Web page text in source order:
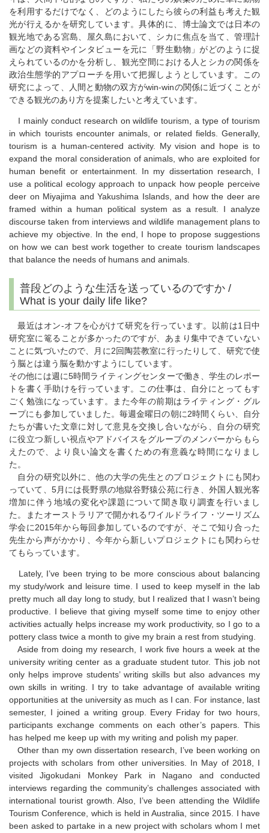
を利用するだけでなく、どのようにしたら彼らの利益も考えた観
光が行えるかを研究しています。具体的に、博士論文では日本の
観光地である宮島、屋久島において、シカに焦点を当て、管理計
画などの資料やインタビューを元に「野生動物」がどのように捉
えられているのかを分析し、観光空間における人とシカの関係を
政治生態学的アプローチを用いて把握しようとしています。この
研究によって、人間と動物の双方がwin-winの関係に近づくことが
できる観光のあり方を提案したいと考えています。
I mainly conduct research on wildlife tourism, a type of tourism
in which tourists encounter animals, or related fields. Generally,
tourism is a human-centered activity. My vision and hope is to
expand the moral consideration of animals, who are exploited for
human benefit or entertainment. In my dissertation research, I
use a political ecology approach to unpack how people perceive
deer on Miyajima and Yakushima Islands, and how the deer are
framed within a human political system as a result. I analyze
discourse taken from interviews and wildlife management plans to
achieve my objective. In the end, I hope to propose suggestions
on how we can best work together to create tourism landscapes
that balance the needs of humans and animals.
普段どのような生活を送っているのですか /
What is your daily life like?
最近はオン-オフを心がけて研究を行っています。以前は1日中
研究室に篭ることが多かったのですが、あまり集中できていない
ことに気づいたので、月に2回陶芸教室に行ったりして、研究で使
う脳とは違う脳を動かすようにしています。
その他には週に5時間ライティングセンターで働き、学生のレポー
トを書く手助けを行っています。この仕事は、自分にとってもす
ごく勉強になっています。また今年の前期はライティング・グル
ープにも参加していました。毎週金曜日の朝に2時間くらい、自分
たちが書いた文章に対して意見を交換し合いながら、自分の研究
に役立つ新しい視点やアドバイスをグループのメンバーからもら
えたので、より良い論文を書くための有意義な時間になりまし
た。
自分の研究以外に、他の大学の先生とのプロジェクトにも関わ
っていて、5月には長野県の地獄谷野猿公苑に行き、外国人観光客
増加に伴う地域の変化や課題について聞き取り調査を行いまし
た。またオーストラリアで開かれるワイルドライフ・ツーリズム
学会に2015年から毎回参加しているのですが、そこで知り合った
先生から声がかかり、今年から新しいプロジェクトにも関わらせ
てもらっています。
Lately, I’ve been trying to be more conscious about balancing
my study/work and leisure time. I used to keep myself in the lab
pretty much all day long to study, but I realized that I wasn’t being
productive. I believe that giving myself some time to enjoy other
activities actually helps increase my work productivity, so I go to a
pottery class twice a month to give my brain a rest from studying.
Aside from doing my research, I work five hours a week at the
university writing center as a graduate student tutor. This job not
only helps improve students’ writing skills but also advances my
own skills in writing. I try to take advantage of available writing
opportunities at the university as much as I can. For instance, last
semester, I joined a writing group. Every Friday for two hours,
participants exchange comments on each other’s papers. This
has helped me keep up with my writing and polish my paper.
Other than my own dissertation research, I’ve been working on
projects with scholars from other universities. In May of 2018, I
visited Jigokudani Monkey Park in Nagano and conducted
interviews regarding the community’s challenges associated with
international tourist growth. Also, I’ve been attending the Wildlife
Tourism Conference, which is held in Australia, since 2015. I have
been asked to partake in a new project with scholars whom I met